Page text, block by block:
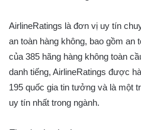
AirlineRatings là đơn vị uy tín
an toàn hàng không, bao gồm an
của 385 hãng hàng không toàn
danh tiếng, AirlineRatings được
195 quốc gia tin tưởng và là một
uy tín nhất trong ngành.